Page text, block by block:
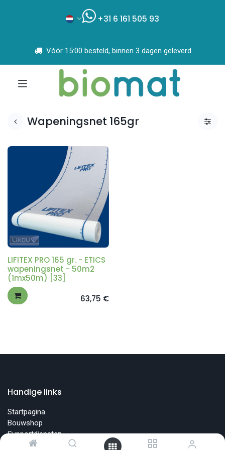
+31 6 161 505 93
Vóór 15:00 besteld, binnen 3 dagen geleverd.
Wapeningsnet 165gr
LIFITEX PRO 165 gr. - ETICS
wapeningsnet - 50m2
(1mx50m) [33]
63,75 €
Handige links
Startpagina
Bouwshop
Supportdiensten
Opleidingen